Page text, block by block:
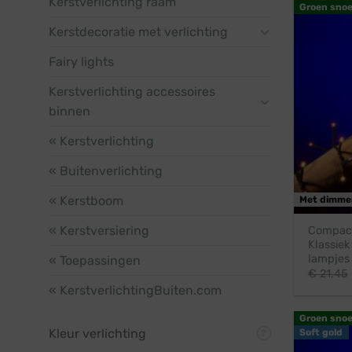
Kerstdecoratie met verlichting
Fairy lights
Kerstverlichting accessoires
binnen
« Kerstverlichting
« Buitenverlichting
« Kerstboom
« Kerstversiering
« Toepassingen
« KerstverlichtingBuiten.com
Kleur verlichting
Groen
Met
lampjes
€21,45
Groen
Soft gold